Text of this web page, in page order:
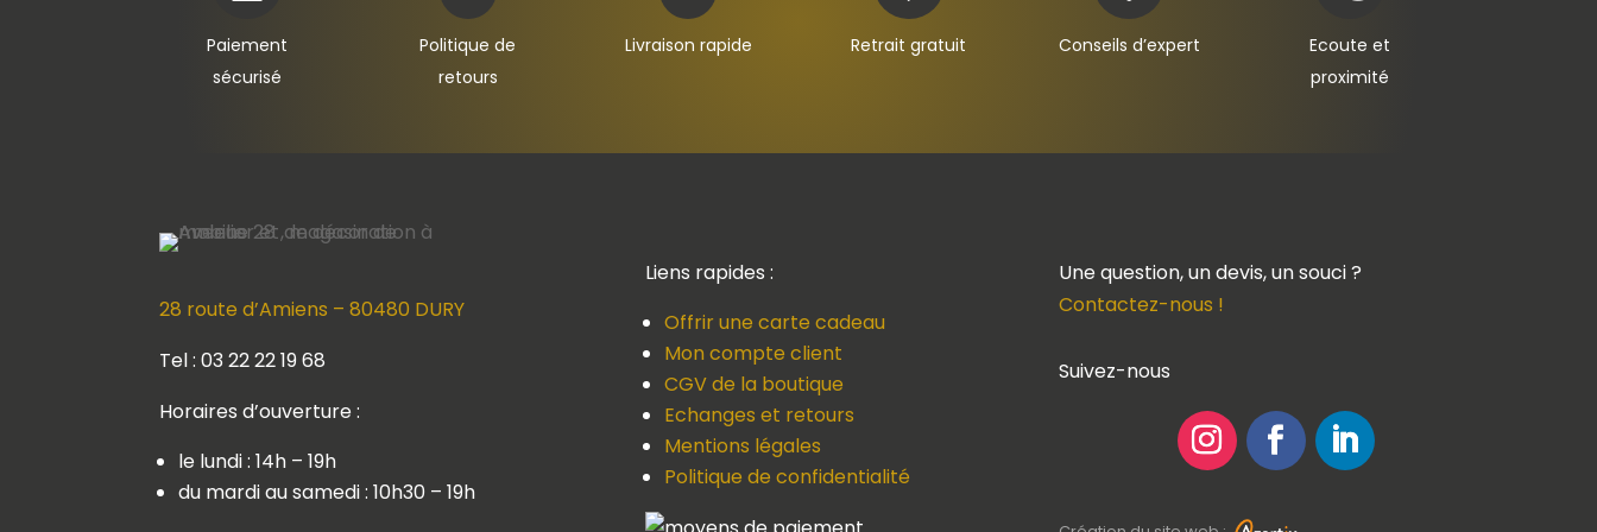
Paiement
sécurisé
Politique de
retours
Livraison rapide Retrait gratuit Conseils d’expert
Ecoute et
proximité
28 route d’Amiens – 80480 DURY
Tel : 03 22 22 19 68
Horaires d’ouverture :
le lundi : 14h – 19h
du mardi au samedi : 10h30 – 19h
Liens rapides :
Offrir une carte cadeau
Mon compte client
CGV de la boutique
Echanges et retours
Mentions légales
Politique de confidentialité
Une question, un devis, un souci ?
Contactez-nous !
Suivez-nous